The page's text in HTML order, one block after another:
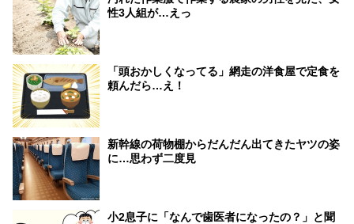
性3人組が…えっ
「頭おかしくなってる」網走の洋食屋で定食を
頼んだら…え！
新幹線の荷物棚からだんだん出てきたヤツの姿
に…思わず二度見
小2息子に「なんで歯医者になったの？」と聞